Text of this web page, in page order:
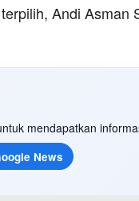
Andi Asman
mendapatkan
News